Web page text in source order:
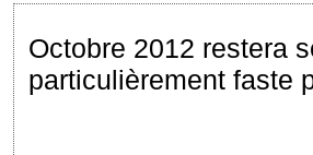
Octobre 2012 restera
particulièrement faste